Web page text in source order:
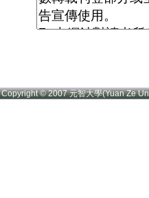
Copyright © 2007 元智大學(Yuan Ze